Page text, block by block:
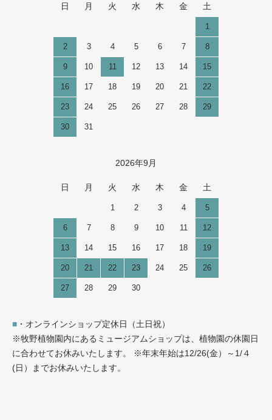
日 月 火 水 木 金 土
1
2 3 4 5 6 7 8
9 10 11 12 13 14 15
16 17 18 19 20 21 22
23 24 25 26 27 28 29
30 31
2026年9月
日 月 火 水 木 金 土
1 2 3 4 5
6 7 8 9 10 11 12
13 14 15 16 17 18 19
20 21 22 23 24 25 26
27 28 29 30
■ ・オンラインショップ定休日（土日祝）
※牧野植物園内にあるミュージアムショップは、植物園の休園日
に合わせてお休みいたします。 ※年末年始は12/26(金）～1/４
(日）までお休みいたします。